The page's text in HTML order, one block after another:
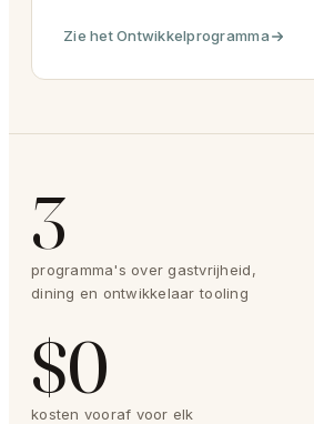
Zie het Ontwikkelprogramma
3
programma's over gastvrijheid,
dining en ontwikkelaar tooling
$0
kosten vooraf voor elk